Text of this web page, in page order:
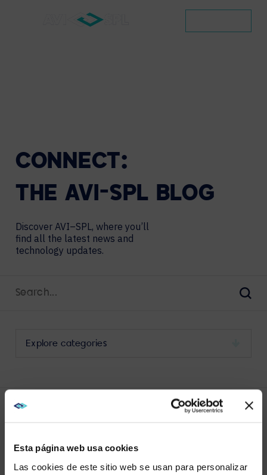
Esta página web usa cookies
Las cookies de este sitio web se usan para personalizar
CONNECT:
THE AVI-SPL BLOG
Discover AVI–SPL, where you’ll
find all the latest news and
technology updates.
category
view